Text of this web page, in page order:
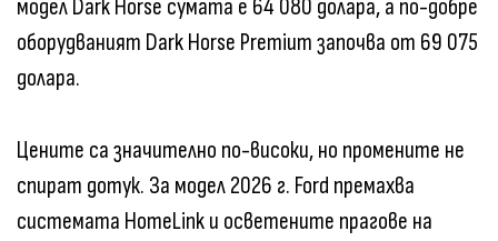
модел Dark Horse сумата е 64 080 долара, а по-добре
оборудваният Dark Horse Premium започва от 69 075
долара.
Цените са значително по-високи, но промените не
спират дотук. За модел 2026 г. Ford премахва
системата HomeLink и осветените прагове на